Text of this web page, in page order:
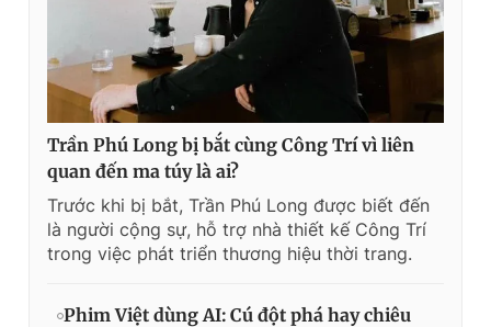
Trần Phú Long bị bắt cùng Công Trí vì liên
quan đến ma túy là ai?
Trước khi bị bắt, Trần Phú Long được biết đến
là người cộng sự, hỗ trợ nhà thiết kế Công Trí
trong việc phát triển thương hiệu thời trang.
Phim Việt dùng AI: Cú đột phá hay chiêu